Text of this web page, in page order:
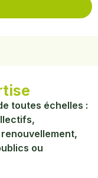
toutes échelles :
ou